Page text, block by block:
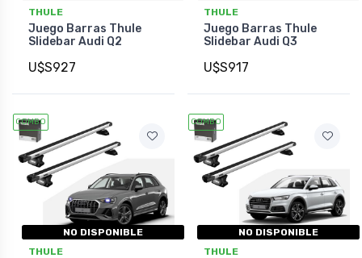
THULE
Juego Barras Thule
Slidebar Audi Q2
U$S927
THULE
Juego Barras Thule
Slidebar Audi Q3
U$S917
COMBO
NO DISPONIBLE
THULE
COMBO
NO DISPONIBLE
THULE